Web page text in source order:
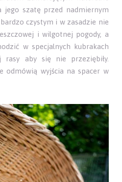
jego szatę przed nadmiernym
czystym i w zasadzie nie
i wilgotnej pogody, a
w specjalnych kubrakach
rasy aby się nie przeziębiły.
odmówią wyjścia na spacer w